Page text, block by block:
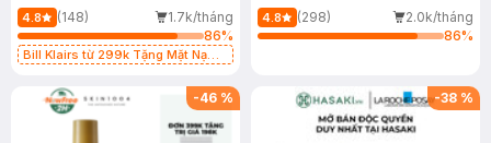
4.8 (148)
1.7k/tháng
86%
Bill Klairs từ 299k Tặng Mặt Nạ
25ml (SL Có Hạn)
400ml
4.8 (298)
2.0k/tháng
86%
-46 % -38 %